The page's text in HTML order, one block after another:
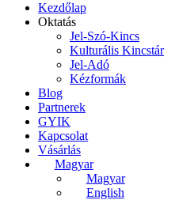
Kezdőlap
Oktatás
Jel-Szó-Kincs
Kulturális Kincstár
Jel-Adó
Kézformák
Blog
Partnerek
GYIK
Kapcsolat
Vásárlás
Magyar
Magyar
English